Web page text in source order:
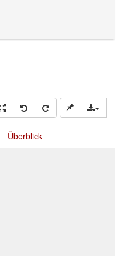
Überblick